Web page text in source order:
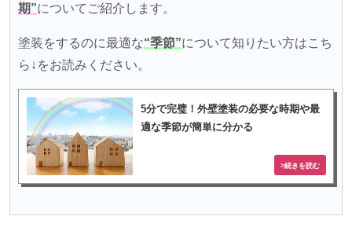
期”についてご紹介します。
塗装をするのに最適な“季節”について知りたい方はこち
ら↓をお読みください。
5分で完璧！外壁塗装の必要な時期や最
適な季節が簡単に分かる